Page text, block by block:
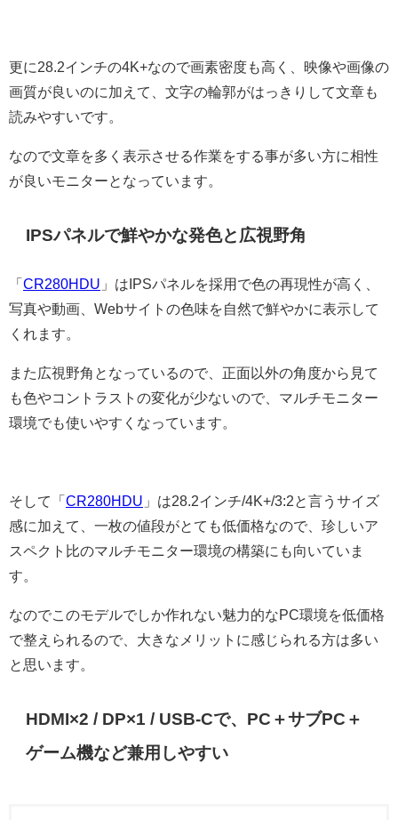
更に28.2インチの4K+なので画素密度も高く、映像や画像の
画質が良いのに加えて、文字の輪郭がはっきりして文章も
読みやすいです。
なので文章を多く表示させる作業をする事が多い方に相性
が良いモニターとなっています。
IPSパネルで鮮やかな発色と広視野角
「 CR280HDU 」はIPSパネルを採用で色の再現性が高く、
写真や動画、Webサイトの色味を自然で鮮やかに表示して
くれます。
また広視野角となっているので、正面以外の角度から見て
も色やコントラストの変化が少ないので、マルチモニター
環境でも使いやすくなっています。
そして「 CR280HDU 」は28.2インチ/4K+/3:2と言うサイズ
感に加えて、一枚の値段がとても低価格なので、珍しいア
スペクト比のマルチモニター環境の構築にも向いていま
す。
なのでこのモデルでしか作れない魅力的なPC環境を低価格
で整えられるので、大きなメリットに感じられる方は多い
と思います。
HDMI×2 / DP×1 / USB-Cで、PC＋サブPC＋
ゲーム機など兼用しやすい